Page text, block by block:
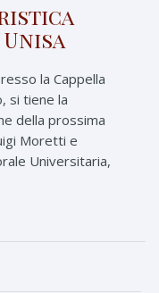
la Cappella
si tiene la
della prossima
Moretti e
Universitaria,